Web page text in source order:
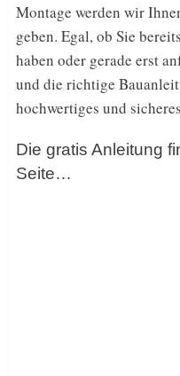
Montage werden wir
geben. Egal, ob Sie
haben oder gerade erst
und die richtige
hochwertiges und
Die gratis Anleitung
Seite…